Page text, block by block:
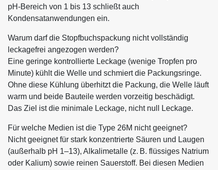
pH-Bereich von 1 bis 13 schließt auch
Kondensatanwendungen ein.
Warum darf die Stopfbuchspackung nicht vollständig
leckagefrei angezogen werden?
Eine geringe kontrollierte Leckage (wenige Tropfen pro
Minute) kühlt die Welle und schmiert die Packungsringe.
Ohne diese Kühlung überhitzt die Packung, die Welle läuft
warm und beide Bauteile werden vorzeitig beschädigt.
Das Ziel ist die minimale Leckage, nicht null Leckage.
Für welche Medien ist die Type 26M nicht geeignet?
Nicht geeignet für stark konzentrierte Säuren und Laugen
(außerhalb pH 1–13), Alkalimetalle (z. B. flüssiges Natrium
oder Kalium) sowie reinen Sauerstoff. Bei diesen Medien